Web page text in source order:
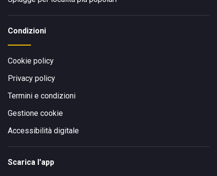
Condizioni
Cookie policy
Privacy policy
Termini e condizioni
Gestione cookie
Accessibilità digitale
Scarica l'app